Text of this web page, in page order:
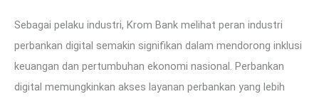
Sebagai pelaku industri, Krom Bank melihat peran industri
perbankan digital semakin signifikan dalam mendorong inklusi
keuangan dan pertumbuhan ekonomi nasional. Perbankan
digital memungkinkan akses layanan perbankan yang lebih